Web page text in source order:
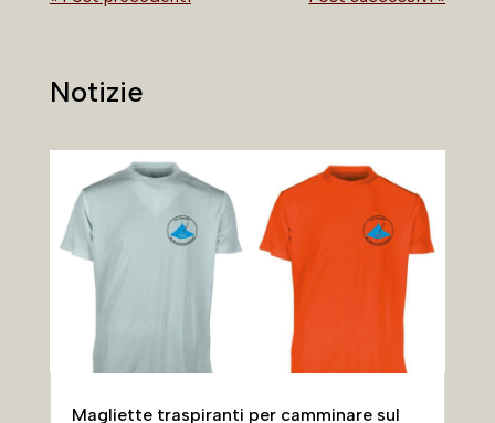
Notizie
Magliette traspiranti per camminare sul